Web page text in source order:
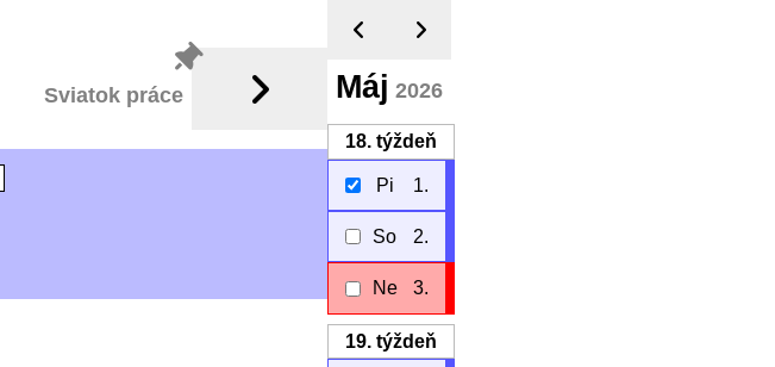
Sviatok práce Máj 2026
18. týždeň
Pi 1.
So 2.
Ne 3.
19. týždeň